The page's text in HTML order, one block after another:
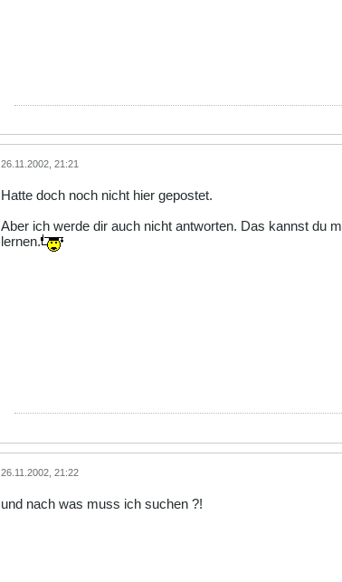
26.11.2002, 21:21
Hatte doch noch nicht hier gepostet.
Aber ich werde dir auch nicht antworten. Das kannst du
lernen.
26.11.2002, 21:22
und nach was muss ich suchen ?!